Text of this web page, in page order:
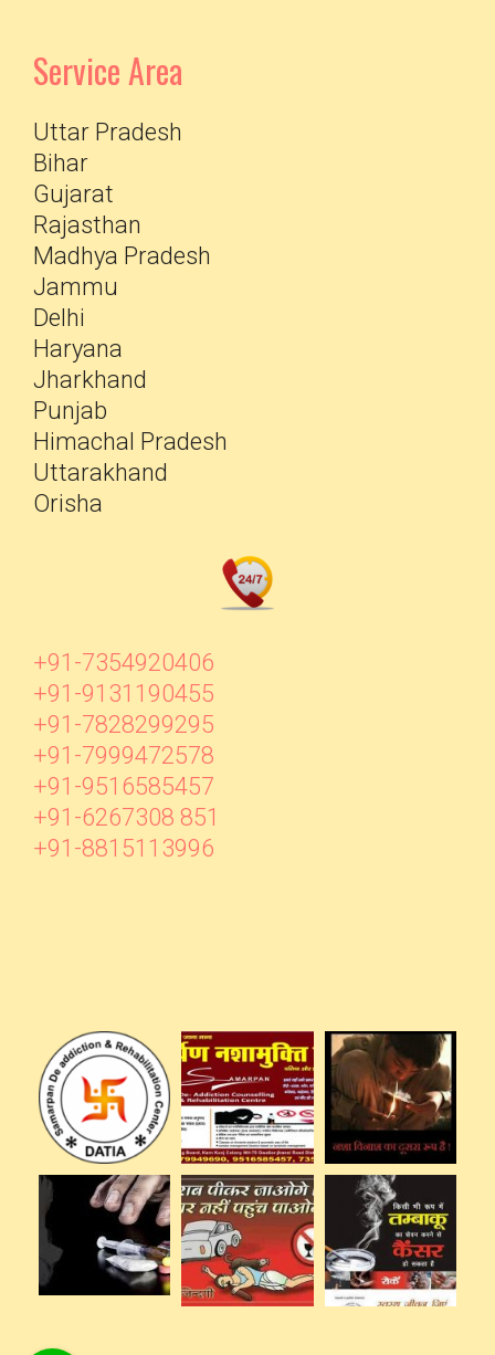
Service Area
Uttar Pradesh
Bihar
Gujarat
Rajasthan
Madhya Pradesh
Jammu
Delhi
Haryana
Jharkhand
Punjab
Himachal Pradesh
Uttarakhand
Orisha
+91-7354920406
+91-9131190455
+91-7828299295
+91-7999472578
+91-9516585457
+91-6267308 851
+91-8815113996